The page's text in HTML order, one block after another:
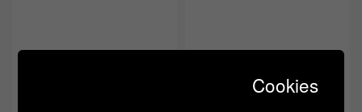
Cookies